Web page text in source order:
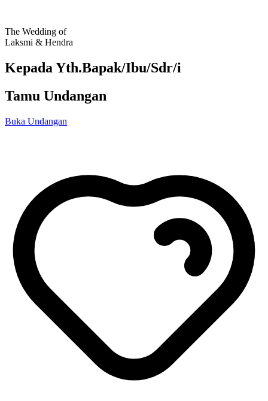
The Wedding of
Laksmi & Hendra
Kepada Yth.Bapak/Ibu/Sdr/i
Tamu Undangan
Buka Undangan